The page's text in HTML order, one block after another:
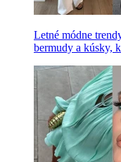
Letné módne
bermudy a kúsky,